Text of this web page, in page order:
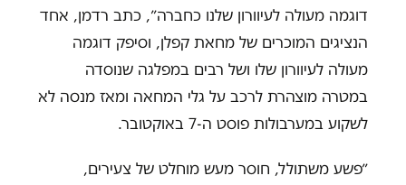
דוגמה מעולה לעיוורון שלנו כחברה״, כתב רדמן, אחד
הנציגים המוכרים של מחאת קפלן, וסיפק דוגמה
מעולה לעיוורון שלו ושל רבים במפלגה שנוסדה
במטרה מוצהרת לרכב על גלי המחאה ומאז מנסה לא
לשקוע במערבולות פוסט ה-7 באוקטובר.
״פשע משתולל, חוסר מעש מוחלט של צעירים,